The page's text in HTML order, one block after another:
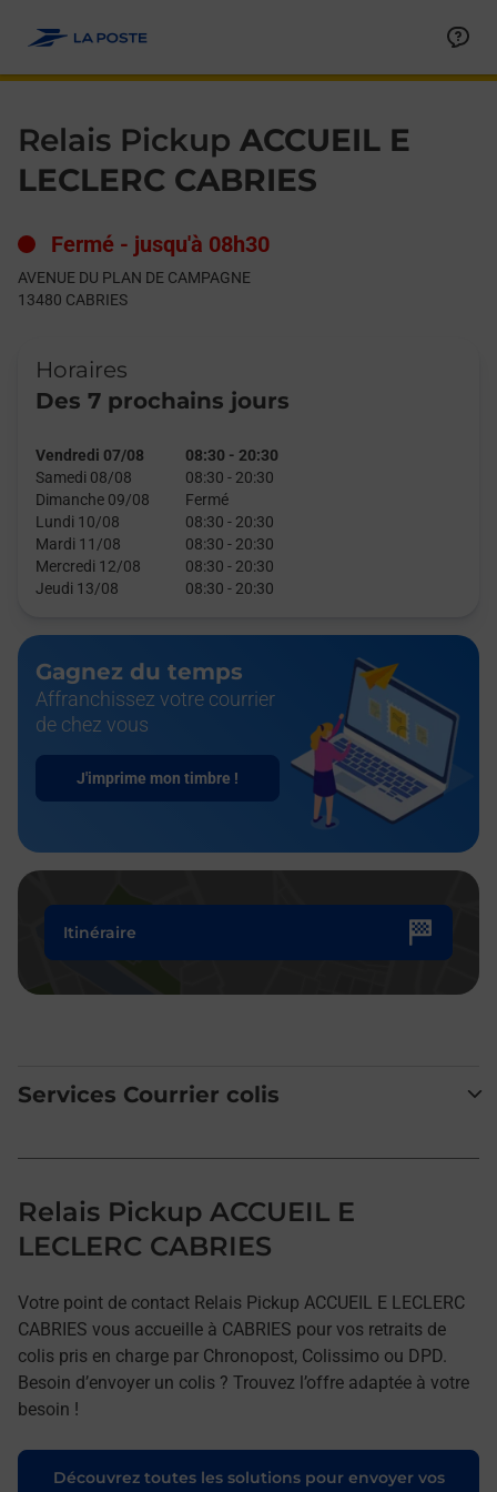
Relais Pickup ACCUEIL E
LECLERC CABRIES
Fermé - jusqu'à 08h30
AVENUE DU PLAN DE CAMPAGNE
13480 CABRIES
Horaires
Des 7 prochains jours
Vendredi 07/08 08:30 - 20:30
Samedi 08/08
08:30 - 20:30
Dimanche 09/08
Fermé
Lundi 10/08
08:30 - 20:30
Mardi 11/08
08:30 - 20:30
Mercredi 12/08
08:30 - 20:30
Jeudi 13/08
08:30 - 20:30
Gagnez du temps
Affranchissez votre courrier
de chez vous
J'imprime mon timbre !
Itinéraire
Services Courrier colis
Relais Pickup ACCUEIL E
LECLERC CABRIES
Votre point de contact Relais Pickup ACCUEIL E LECLERC
CABRIES vous accueille à CABRIES pour vos retraits de
colis pris en charge par Chronopost, Colissimo ou DPD.
Besoin d’envoyer un colis ? Trouvez l’offre adaptée à votre
besoin !
Découvrez toutes les solutions pour envoyer vos